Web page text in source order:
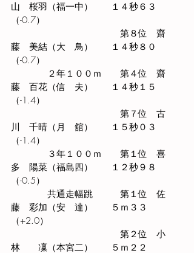
山　桜羽（福一中）　　１４秒６３
（-0.7）
第８位　齋
藤　美結（大　鳥）　　１４秒８０
（-0.7）
２年１００ｍ　　第４位　齋
藤　百花（信　夫）　　１４秒１５
（-1.4）
第７位　古
川　千晴（月　舘）　　１５秒０３
（-1.4）
３年１００ｍ　　第１位　喜
多　陽菜（福島四）　　１２秒９８
（-0.5）
共通走幅跳　　　第１位　佐
藤　彩加（安　達）　　５ｍ３３
（+2.0）
第２位 小
林 凜 （本宮二）　　５ｍ２２